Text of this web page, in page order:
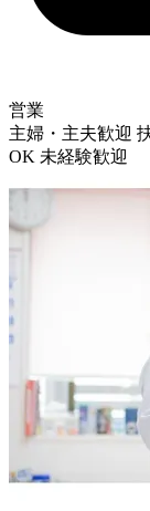
営業
主婦・主夫歓迎
OK 未経験歓迎